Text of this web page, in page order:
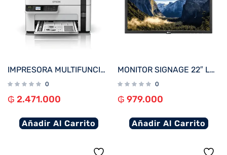
IMPRESORA MULTIFUNCIONAL EPSON M2120 ECOTANK IMP/COP/SCA/WIFI/USB/BIVOLT
0
₲ 2.471.000
Añadir Al Carrito
MONITOR SIGNAGE 22″ LG 22SM3B FHD/USB/HDMI
0
₲ 979.000
Añadir Al Carrito